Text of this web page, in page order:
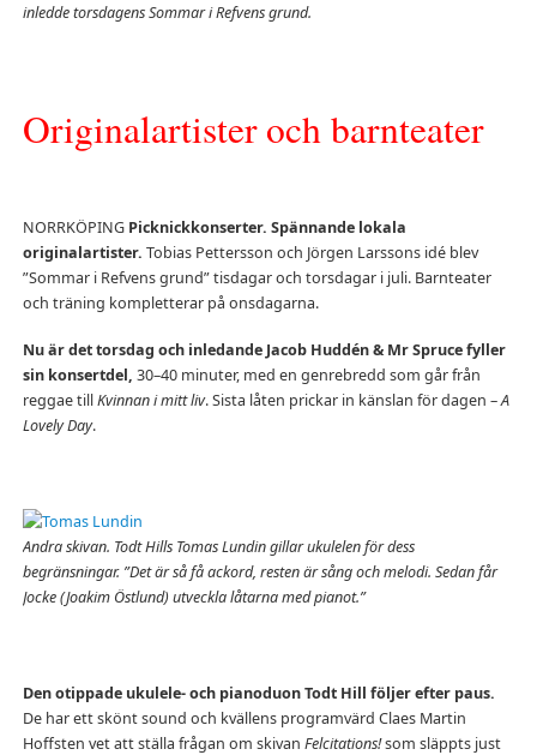
inledde torsdagens Sommar i Refvens grund.
Originalartister och barnteater
NORRKÖPING Picknickkonserter. Spännande lokala
originalartister. Tobias Pettersson och Jörgen Larssons idé blev
”Sommar i Refvens grund” tisdagar och torsdagar i juli. Barnteater
och träning kompletterar på onsdagarna.
Nu är det torsdag och inledande Jacob Huddén & Mr Spruce fyller
sin konsertdel, 30–40 minuter, med en genrebredd som går från
reggae tillKvinnan i mitt liv. Sista låten prickar in känslan för dagen –A
Lovely Day.
Andra skivan. Todt Hills Tomas Lundin gillar ukulelen för dess
begränsningar. ”Det är så få ackord, resten är sång och melodi. Sedan får
Jocke (Joakim Östlund) utveckla låtarna med pianot.”
Den otippade ukulele- och pianoduon Todt Hill följer efter paus.
De har ett skönt sound och kvällens programvärd Claes Martin
Hoffsten vet att ställa frågan om skivan Felcitations!som släppts just